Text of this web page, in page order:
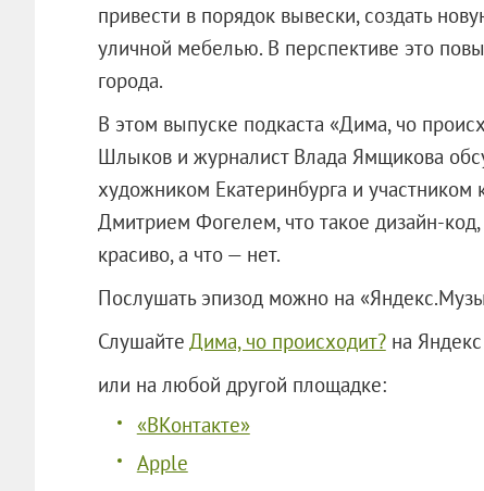
привести в порядок вывески, создать
уличной мебелью. В перспективе это
города.
В этом выпуске подкаста «Дима, чо
Шлыков и журналист Влада Ямщикова
художником Екатеринбурга и
Дмитрием Фогелем, что такое дизайн-
красиво, а что — нет.
Послушать эпизод можно на
Слушайте Дима, чо происходит?на
или на любой другой площадке:
«ВКонтакте»
Apple